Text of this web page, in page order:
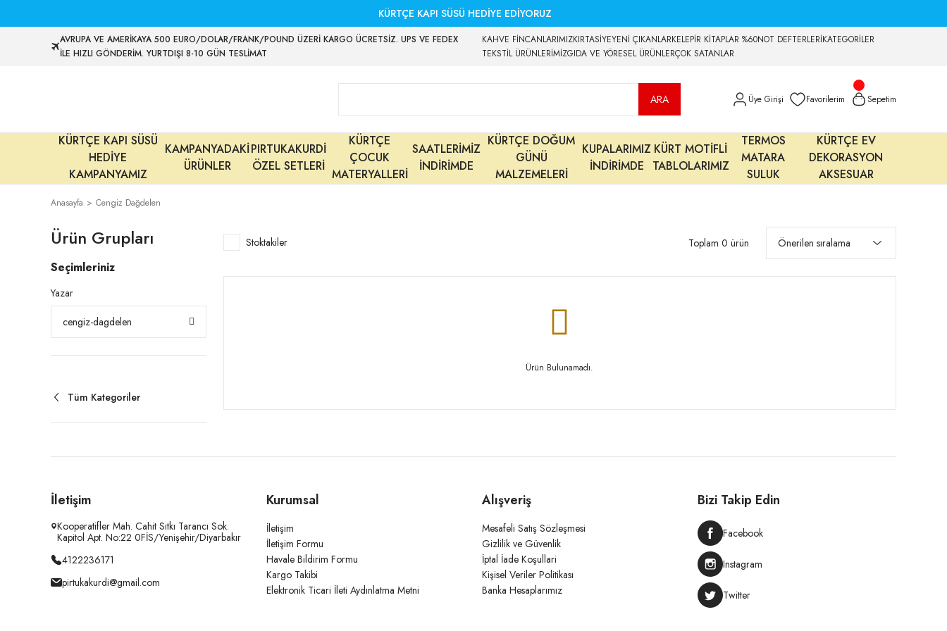
KÜRTÇE KAPI SÜSÜ HEDİYE EDİYORUZ
AVRUPA VE AMERİKAYA 500 EURO/DOLAR/FRANK/POUND ÜZERİ KARGO ÜCRETSİZ. UPS VE FEDEX
İLE HIZLI GÖNDERİM. YURTDIŞI 8-10 GÜN TESLİMAT
KAHVE FİNCANLARIMIZKIRTASİYEYENİ ÇIKANLARKELEPİR KİTAPLAR %60NOT DEFTERLERİKATEGORİLER
TEKSTİL ÜRÜNLERİMİZGIDA VE YÖRESEL ÜRÜNLERÇOK SATANLAR
ARA Üye Girişi Favorilerim Sepetim
KÜRTÇE KAPI SÜSÜ
HEDİYE
KAMPANYAMIZ
KAMPANYADAKİ
ÜRÜNLER
PIRTUKAKURDİ
ÖZEL SETLERİ
KÜRTÇE
ÇOCUK
MATERYALLERİ
SAATLERİMİZ
İNDİRİMDE
KÜRTÇE DOĞUM
GÜNÜ
MALZEMELERİ
KUPALARIMIZ
İNDİRİMDE
KÜRT MOTİFLİ
TABLOLARIMIZ
TERMOS
MATARA
SULUK
KÜRTÇE EV
DEKORASYON
AKSESUAR
Anasayfa Cengiz Dağdelen
Ürün Grupları
Seçimleriniz
Yazar
cengiz-dagdelen
Tüm Kategoriler
Stoktakiler Toplam 0 ürün
Ürün Bulunamadı.
İletişim
Kooperatifler Mah. Cahit Sıtkı Tarancı Sok.
Kapitol Apt. No:22 0FİS/Yenişehir/Diyarbakır
4122236171
pirtukakurdi@gmail.com
Kurumsal
İletişim
İletişim Formu
Havale Bildirim Formu
Kargo Takibi
Elektronik Ticari İleti Aydınlatma Metni
Alışveriş
Mesafeli Satış Sözleşmesi
Gizlilik ve Güvenlik
İptal İade Koşullari
Kişisel Veriler Politikası
Banka Hesaplarımız
Bizi Takip Edin
Facebook
Instagram
Twitter